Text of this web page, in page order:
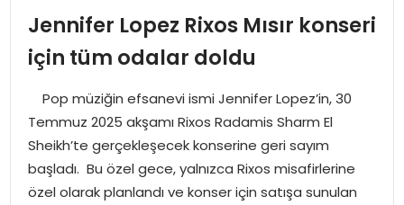
GÜNCEL
TEKNOLOJI
EĞITIM
Jennifer Lopez Rixos Mısır konseri
için tüm odalar doldu
Pop müziğin efsanevi ismi Jennifer Lopez’in, 30
Temmuz 2025 akşamı Rixos Radamis Sharm El
Sheikh’te gerçekleşecek konserine geri sayım
başladı. Bu özel gece, yalnızca Rixos misafirlerine
özel olarak planlandı ve konser için satışa sunulan